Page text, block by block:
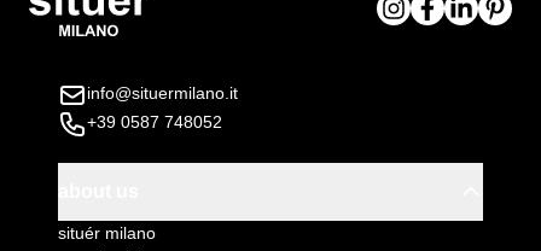
info@situermilano.it
+39 0587 748052
situér milano